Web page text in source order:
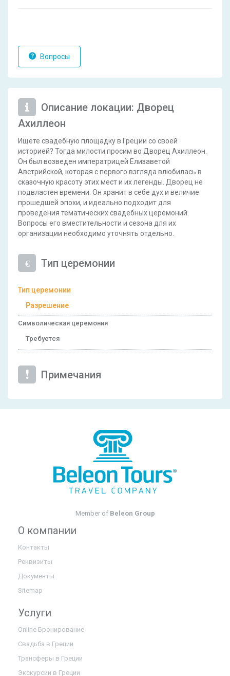
Вопросы
Описание локации: Дворец
Ахиллеон
Ищете свадебную площадку в Греции со своей
историей? Тогда милости просим во Дворец Ахиллеон.
Он был возведен императрицей Елизаветой
Австрийской, которая с первого взгляда влюбилась в
сказочную красоту этих мест и их легенды. Дворец не
подвластен времени. Он хранит в себе дух и величие
прошедшей эпохи, и идеально подходит для
проведения тематических свадебных церемоний.
Вопросы его вместительности и сезона для их
организации необходимо уточнять отдельно.
Тип церемонии
Тип церемонии
Разрешение
Символическая церемония
Требуется
Примечания
Member of Beleon Group
О компании
Контакты
Реквизиты
Документы
Sitemap
Услуги
Online Бронирование
Свадьба в Греции
Трансферы в Греции
Экскурсии в Греции